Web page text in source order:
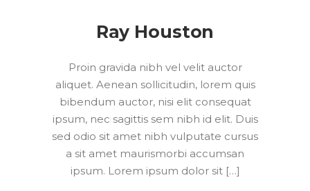
Ray Houston
Proin gravida nibh vel velit auctor
aliquet. Aenean sollicitudin, lorem quis
bibendum auctor, nisi elit consequat
ipsum, nec sagittis sem nibh id elit. Duis
sed odio sit amet nibh vulputate cursus
a sit amet maurismorbi accumsan
ipsum. Lorem ipsum dolor sit […]